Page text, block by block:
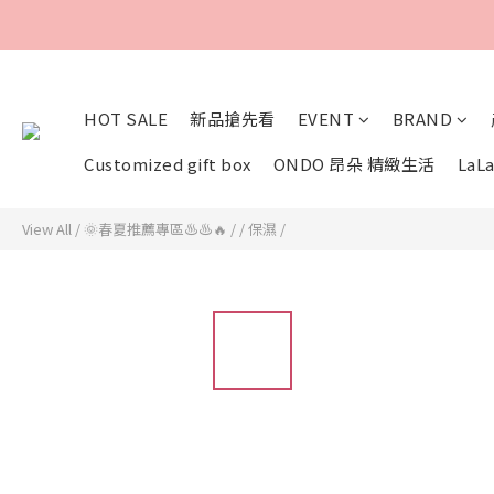
HOT SALE 新品搶先看 EVENT BRAND
Customized gift box
ONDO 昂朵 精緻生活
View All / 🌞春夏推薦專區♨♨🔥 / / 保濕 /